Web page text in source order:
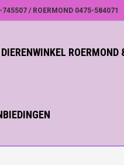
/ ROERMOND 0475-584071